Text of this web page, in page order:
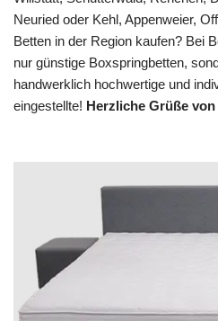
Neuried oder Kehl, Appenweier,
Betten in der Region kaufen? Bei
nur günstige Boxspringbetten,
handwerklich hochwertige und
eingestellte! Herzliche Grüße